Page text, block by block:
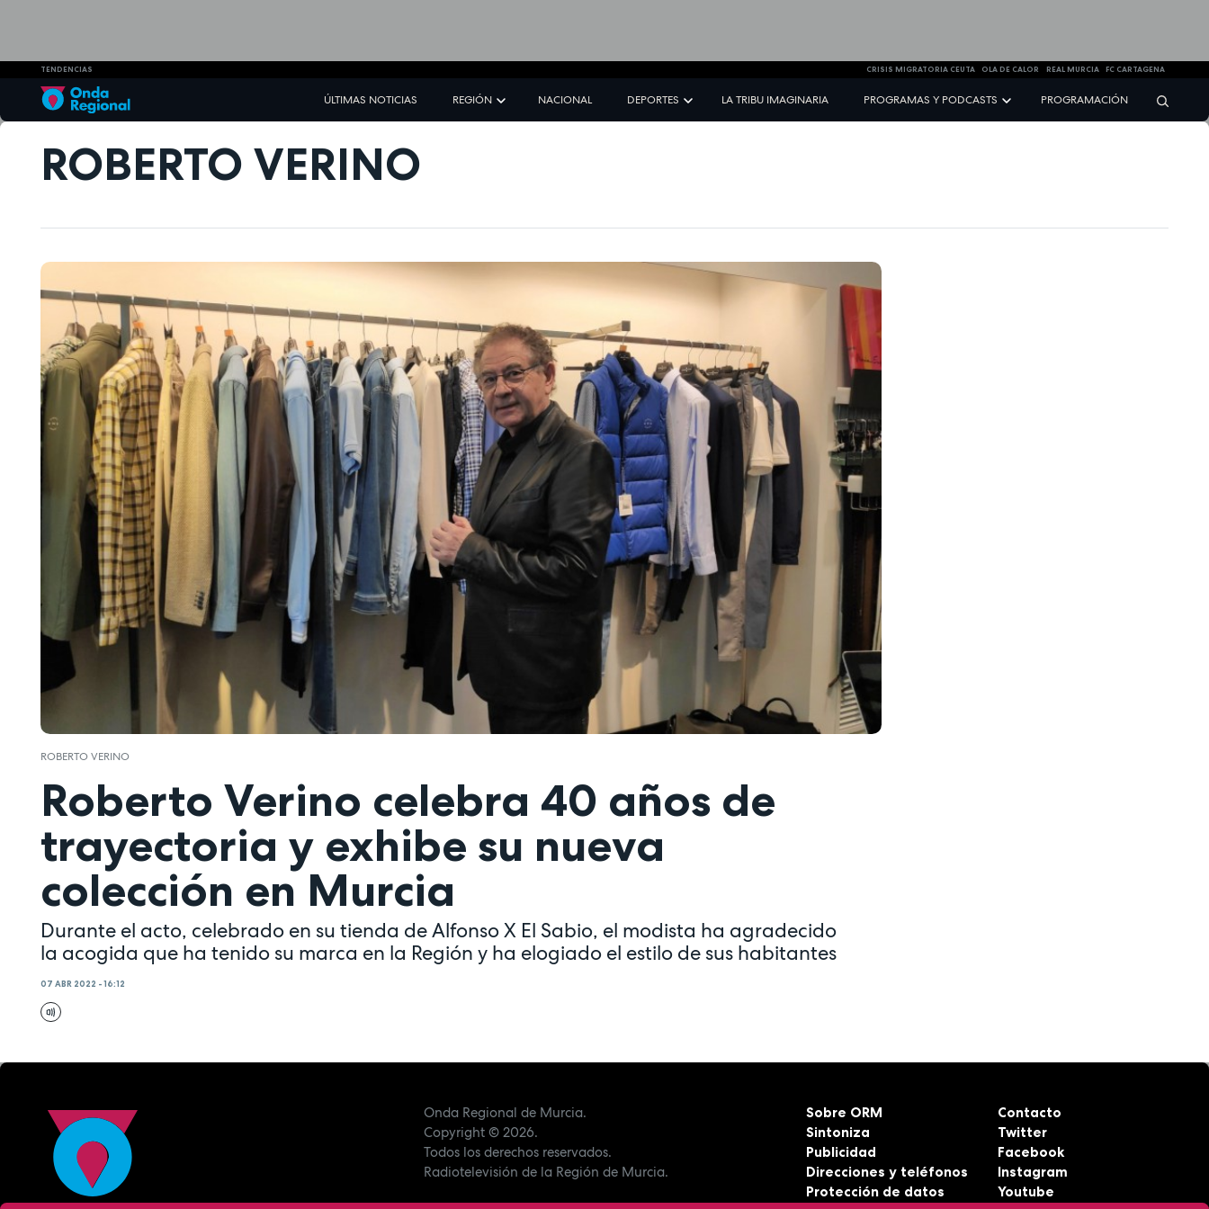
TENDENCIAS CRISIS MIGRATORIA CEUTA OLA DE CALOR REAL MURCIA FC CARTAGENA
ÚLTIMAS NOTICIAS REGIÓN NACIONAL DEPORTES LA TRIBU IMAGINARIA PROGRAMAS Y PODCASTS PROGRAMACIÓN
ROBERTO VERINO
ROBERTO VERINO
Roberto Verino celebra 40 años de
trayectoria y exhibe su nueva
colección en Murcia
Durante el acto, celebrado en su tienda de Alfonso X El Sabio, el modista ha agradecido
la acogida que ha tenido su marca en la Región y ha elogiado el estilo de sus habitantes
07 ABR 2022 - 16:12
Onda Regional de Murcia.
Copyright© 2026.
Todos los derechos reservados.
Radiotelevisión de la Región de Murcia.
Sobre ORM
Sintoniza
Publicidad
Direcciones y teléfonos
Protección de datos
Contacto
Twitter
Facebook
Instagram
Youtube